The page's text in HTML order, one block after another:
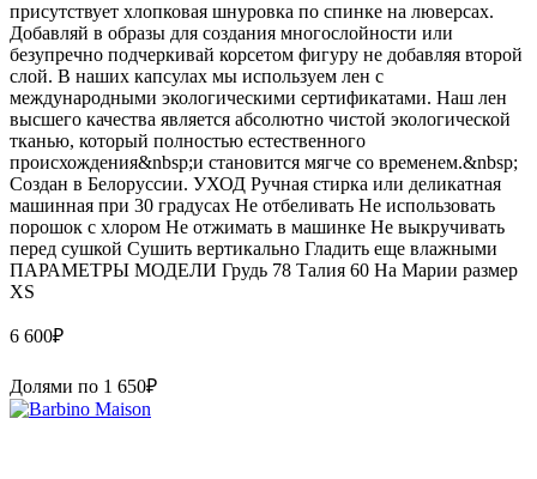
присутствует хлопковая шнуровка по спинке на люверсах.
Добавляй в образы для создания многослойности или
безупречно подчеркивай корсетом фигуру не добавляя второй
слой. В наших капсулах мы используем лен с
международными экологическими сертификатами. Наш лен
высшего качества является абсолютно чистой экологической
тканью, который полностью естественного
происхождения&nbsp;и становится мягче со временем.&nbsp;
Создан в Белоруссии. УХОД Ручная стирка или деликатная
машинная при 30 градусах Не отбеливать Не использовать
порошок с хлором Не отжимать в машинке Не выкручивать
перед сушкой Сушить вертикально Гладить еще влажными
ПАРАМЕТРЫ МОДЕЛИ Грудь 78 Талия 60 На Марии размер
XS
6 600₽
Долями по 1 650₽